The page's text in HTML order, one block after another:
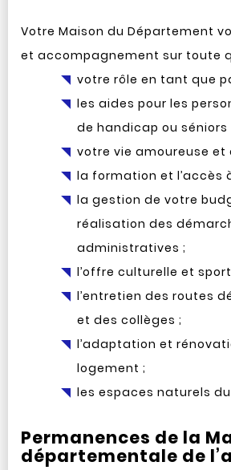
Votre Maison du Département
et accompagnement sur toute
votre rôle en tant que
les aides pour les
de handicap ou séniors
votre vie amoureuse
la formation et l’accès
la gestion de votre
réalisation des
administratives ;
l’offre culturelle et
l’entretien des routes
et des collèges ;
l’adaptation et
logement ;
les espaces naturels
Permanences de la
départementale de